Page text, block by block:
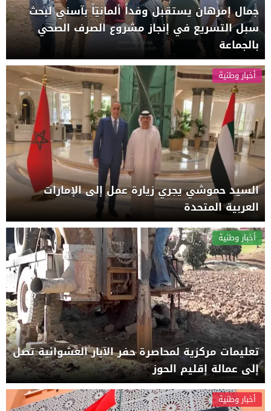
جمال إمرهان يستقبل وفداً ألمانيّاً بآسني لبحث
سبل التسريع في إنجاز مشروع الصرف الصحي
بالجماعة
أخبار وطنية
السيد حموشي يجري زيارة عمل إلى الإمارات
العربية المتحدة
أخبار وطنية
تعليمات مركزية لمحاصرة حفر الآبار العشوائية تصل
إلى عمالة إقليم الحوز
أخبار وطنية